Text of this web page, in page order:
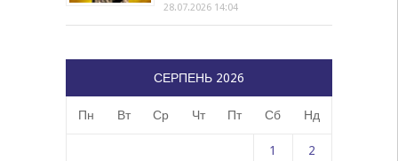
28.07.2026 14:04
СЕРПЕНЬ 2026
Пн Вт Ср Чт Пт Сб Нд
1 2